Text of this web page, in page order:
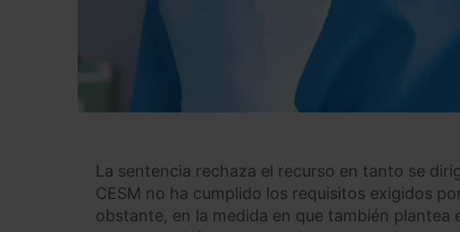
La sentencia rechaza el recurso en tanto se
CESM no ha cumplido los requisitos exigidos
obstante, en la medida en que también